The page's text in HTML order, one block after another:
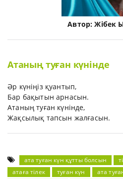
Автор:Жібек
Атаның туған күнінде
Әр күніңіз қуантып,
Бар бақытын арнасын.
Атаның туған күнінде,
Жақсылық тапсын жалғасын.
ата туған күн құтты болсын
атаға тілек
туған күн
ата